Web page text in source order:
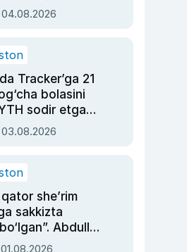
boshqara
xavotir
Tracker’ga 21
bolasini
sodir etgan
hukmi o‘qildi
she’rim
sakkizta
Abdulla
siyosiy